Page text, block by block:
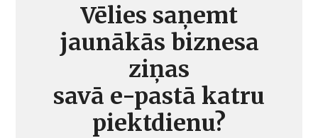
Vēlies saņemt
jaunākās biznesa
ziņas
savā e-pastā katru
piektdienu?